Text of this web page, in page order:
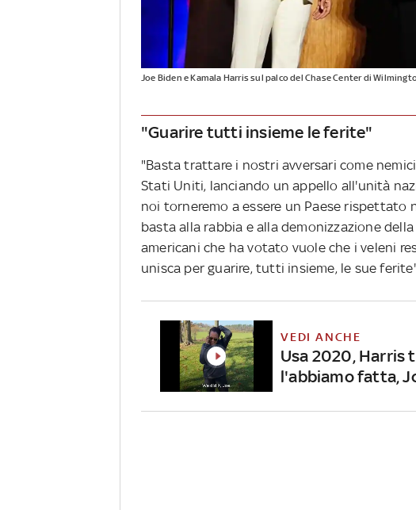
Joe Biden e Kamala Harris sul palco del Chase Center di
"Guarire tutti insieme le ferite"
"Basta trattare i nostri avversari come
Stati Uniti, lanciando un appello all'unità
noi torneremo a essere un Paese rispettato
basta alla rabbia e alla demonizzazione
americani che ha votato vuole che i veleni
unisca per guarire, tutti insieme, le sue
VEDI ANCHE
Usa 2020, Harris
l'abbiamo fatta,